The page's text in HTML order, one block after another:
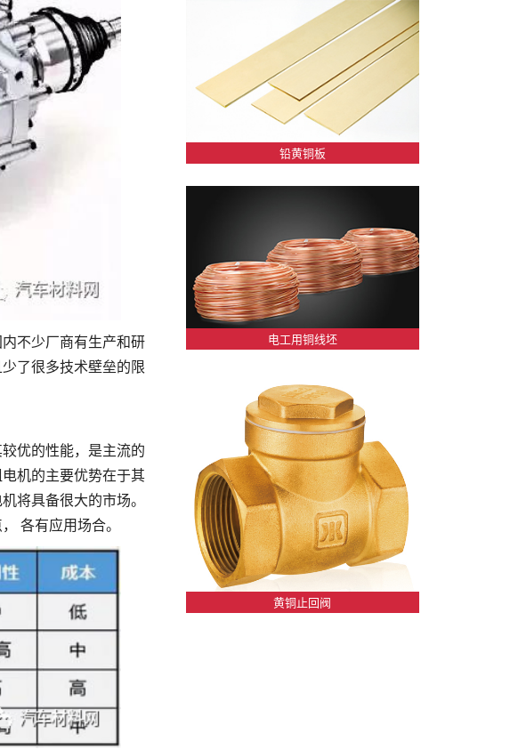
不少厂商有生产和研
了很多技术壁垒的限
优的性能，是主流的
机的主要优势在于其
将具备很大的市场。
各有应用场合。
铅黄铜板
电工用铜线坯
黄铜止回阀